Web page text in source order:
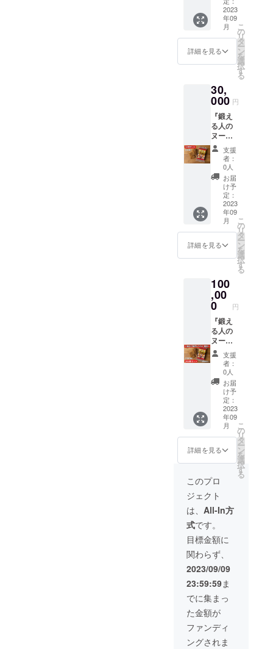
限：
2025年
で賞味
期限も
長いの
で、食
べ過ぎ
た日の
調整食
てス
トック
いただ
くにも
オスス
メで
す。 保
存方
法：直
射日光
を避け
て常温
保存 賞
味期
限：
2025年
1月
2023
年09
月
詳細を見る
こ
の
リ
タ
ー
ン
を
選
択
す
る
30,
000 円
『鍛え
る人の
ヌード
ル』60
食セッ
ト（30
袋）で
す！ 日
常に定
期的に
取り入
れてい
ただ
き、 身
体が整
う効果
に実感
してい
ただけ
ると嬉
しいで
す。 生
麺のよ
うな食
感・美
味しさ
を是非
お試し
くださ
い。 保
存方
法：直
射日光
を避け
て常温
保存 賞
味期
限：
2025年
1月
支援
者：
0人
お届
け予
定：
2023
年09
月
詳細を見る
こ
の
リ
タ
ー
ン
を
選
択
す
る
100
,00
0 円
『鍛え
る人の
ヌード
ル』を
販売・
利用す
る権利
とし
て、
360食分
（180
袋）を
原価以
下でご
提供さ
せてい
ただき
ます。
・ト
レーニ
ングジ
ムの物
販とし
て ・会
社の福
利厚生
として
・飲食
店での
メ
ニュー
開拓と
して 沢
山の方
支援
者：
0人
お届
け予
定：
2023
年09
月
詳細を見る
こ
の
リ
タ
ー
ン
を
選
択
す
る
このプロ
ジェクト
は、 All-In方
式です。
目標金額に
関わらず、
2023/09/09
23:59:59ま
でに集まっ
た金額が
ファンディ
ングされま